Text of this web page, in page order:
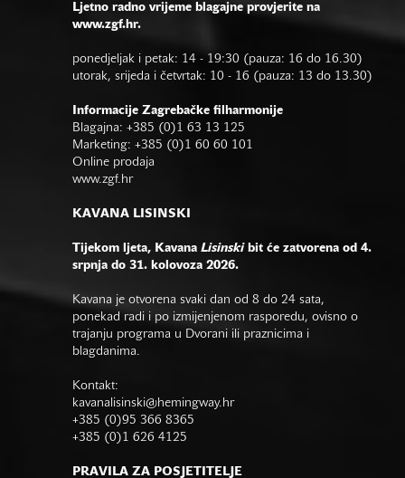
Ljetno radno vrijeme blagajne provjerite na
www.zgf.hr.
ponedjeljak i petak: 14 - 19:30 (pauza: 16 do 16.30)
utorak, srijeda i četvrtak: 10 - 16 (pauza: 13 do 13.30)
Informacije Zagrebačke filharmonije
Blagajna: +385 (0)1 63 13 125
Marketing: +385 (0)1 60 60 101
Online prodaja
www.zgf.hr
KAVANA LISINSKI
Tijekom ljeta, Kavana Lisinskibit će zatvorena od 4.
srpnja do 31. kolovoza 2026.
Kavana je otvorena svaki dan od 8 do 24 sata,
ponekad radi i po izmijenjenom rasporedu, ovisno o
trajanju programa u Dvorani ili praznicima i
blagdanima.
Kontakt:
kavanalisinski@hemingway.hr
+385 (0)95 366 8365
+385 (0)1 626 4125
PRAVILA ZA POSJETITELJE